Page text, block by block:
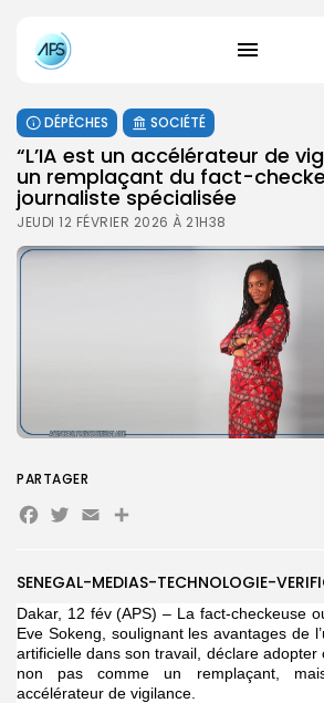
for:
DÉPÊCHES SOCIÉTÉ
“L’IA est un accélérateur de
un remplaçant du fact-
journaliste spécialisée
JEUDI 12 FÉVRIER 2026 À 21H38
SENEGAL-MEDIAS-TECHNOLOGIE-
Dakar, 12 fév (APS) – La fact-checkeuse
Eve Sokeng, soulignant les avantages de
artificielle dans son travail, déclare adopter
non pas comme un remplaçant,
accélérateur de vigilance.
PARTAGER
Facebook
Twitter
EmailPartager